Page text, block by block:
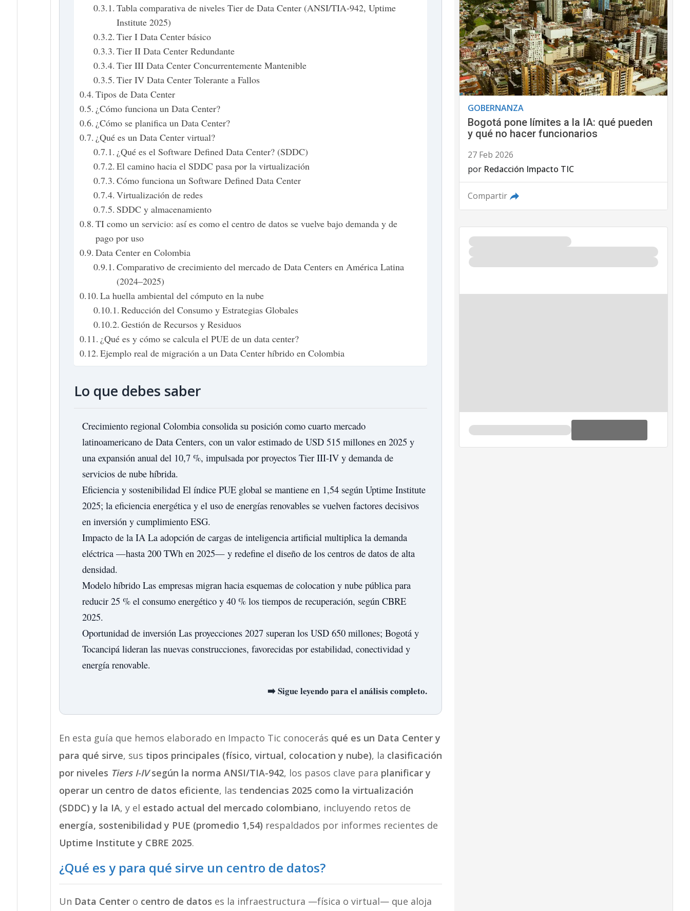
Tabla comparativa de niveles Tier de Data Center (ANSI/TIA-942, Uptime
Institute 2025)
Tier I Data Center básico
Tier II Data Center Redundante
Tier III Data Center Concurrentemente Mantenible
Tier IV Data Center Tolerante a Fallos
Tipos de Data Center
¿Cómo funciona un Data Center?
¿Cómo se planifica un Data Center?
¿Qué es un Data Center virtual?
¿Qué es el Software Defined Data Center? (SDDC)
El camino hacia el SDDC pasa por la virtualización
Cómo funciona un Software Defined Data Center
Virtualización de redes
SDDC y almacenamiento
TI como un servicio: así es como el centro de datos se vuelve bajo demanda y de
pago por uso
Data Center en Colombia
Comparativo de crecimiento del mercado de Data Centers en América Latina
(2024–2025)
La huella ambiental del cómputo en la nube
Reducción del Consumo y Estrategias Globales
Gestión de Recursos y Residuos
¿Qué es y cómo se calcula el PUE de un data center?
Ejemplo real de migración a un Data Center híbrido en Colombia
Lo que debes saber
Crecimiento regionalColombia consolida su posición como cuarto mercado
latinoamericano de Data Centers, con un valor estimado de USD 515 millones en 2025 y
una expansión anual del 10,7 %, impulsada por proyectos Tier III-IV y demanda de
servicios de nube híbrida.
Eficiencia y sostenibilidadEl índice PUE global se mantiene en 1,54 según Uptime Institute
2025; la eficiencia energética y el uso de energías renovables se vuelven factores decisivos
en inversión y cumplimiento ESG.
Impacto de la IALa adopción de cargas de inteligencia artificial multiplica la demanda
eléctrica —hasta 200 TWh en 2025— y redefine el diseño de los centros de datos de alta
densidad.
Modelo híbridoLas empresas migran hacia esquemas de colocation y nube pública para
reducir 25 % el consumo energético y 40 % los tiempos de recuperación, según CBRE
2025.
Oportunidad de inversiónLas proyecciones 2027 superan los USD 650 millones; Bogotá y
Tocancipá lideran las nuevas construcciones, favorecidas por estabilidad, conectividad y
energía renovable.
➡️ Sigue leyendo para el análisis completo.
En esta guía que hemos elaborado en Impacto Tic conocerás qué es un Data Center y
para qué sirve, sus tipos principales (físico, virtual, colocation y nube), la clasificación
por niveles Tiers I-IVsegún la norma ANSI/TIA-942, los pasos clave para planificar y
operar un centro de datos eficiente, las tendencias 2025 como la virtualización
(SDDC) y la IA, y el estado actual del mercado colombiano, incluyendo retos de
energía, sostenibilidad y PUE (promedio 1,54) respaldados por informes recientes de
Uptime Institute y CBRE 2025.
¿Qué es y para qué sirve un centro de datos?
Un Data Centero centro de datos es la infraestructura —física o virtual— que aloja
GOBERNANZA
Bogotá pone límites a la IA: qué pueden
y qué no hacer funcionarios
27 Feb 2026
por Redacción Impacto TIC
Compartir